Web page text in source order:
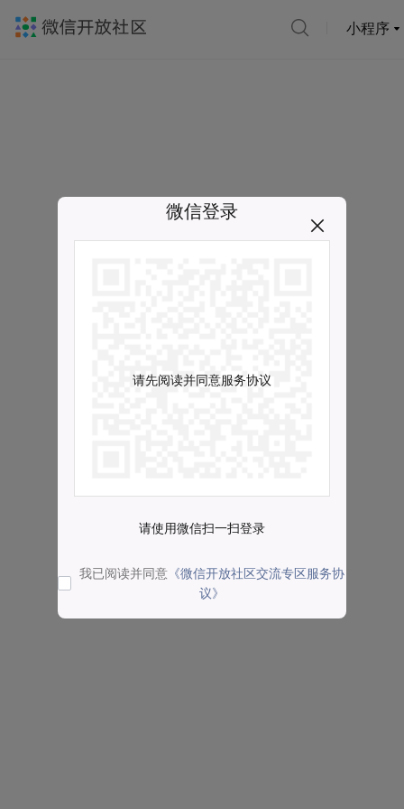
小程序
微信登录
请先阅读并同意服务协议
请使用微信扫一扫登录
我已阅读并同意 《微信开放社区交流专区服务协
议》